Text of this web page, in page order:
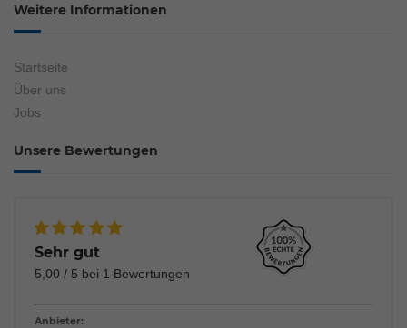
Weitere Informationen
Startseite
Über uns
Jobs
Unsere Bewertungen
Sehr gut
5,00 / 5 bei 1 Bewertungen
Anbieter: